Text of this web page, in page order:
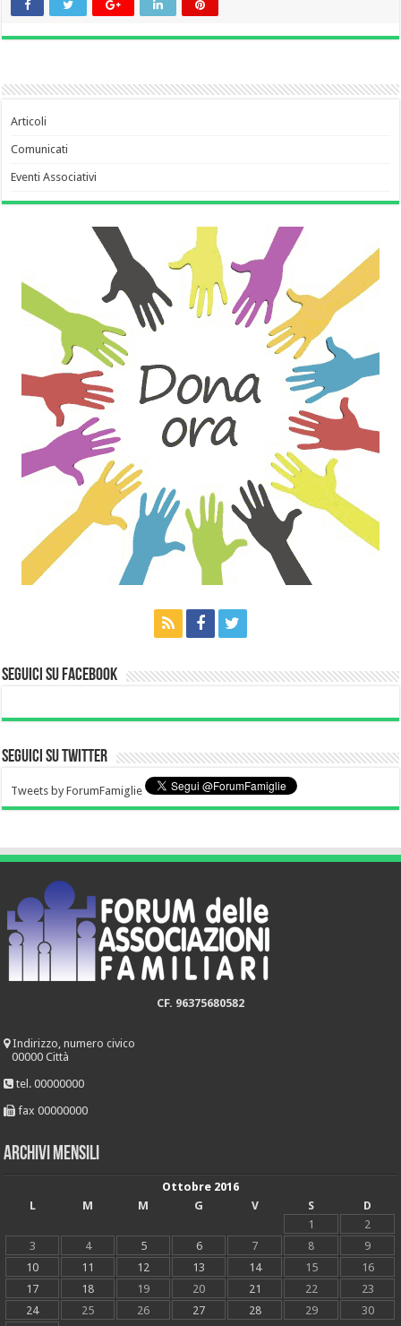
Articoli
Comunicati
Eventi Associativi
Seguici su Facebook
Seguici su Twitter
Tweets by ForumFamiglie
CF. 96375680582
Indirizzo, numero civico
00000 Città
tel. 00000000
fax 00000000
Archivi mensili
Ottobre 2016
L
M M G V S
D
1
2
3
4 5 6 7 8
9
10
11 12 13 14 15
16
17
18 19 20 21 22
23
24
25 26 27 28 29
30